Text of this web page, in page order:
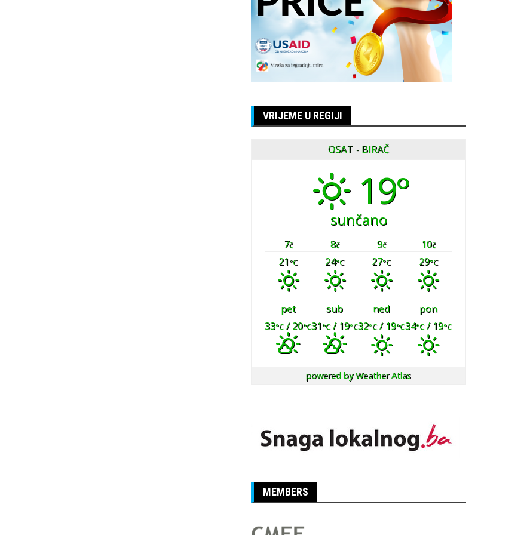
VRIJEME U REGIJI
OSAT - BIRAČ
19°
sunčano
7č 8č 9č 10č
21°C 24°C 27°C 29°C
pet sub ned
pon
33°C/ 20°C31°C/ 19°C32°C/ 19°C34°C/ 19°C
powered byWeather Atlas
MEMBERS